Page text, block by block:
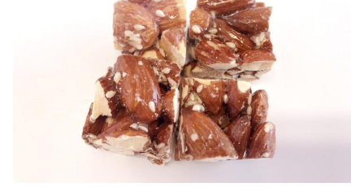
de alumínio
10KG/ctn, parede dobro, cor amarela
10.6KG/ctn
0.03=0.38*0.28*0.28m